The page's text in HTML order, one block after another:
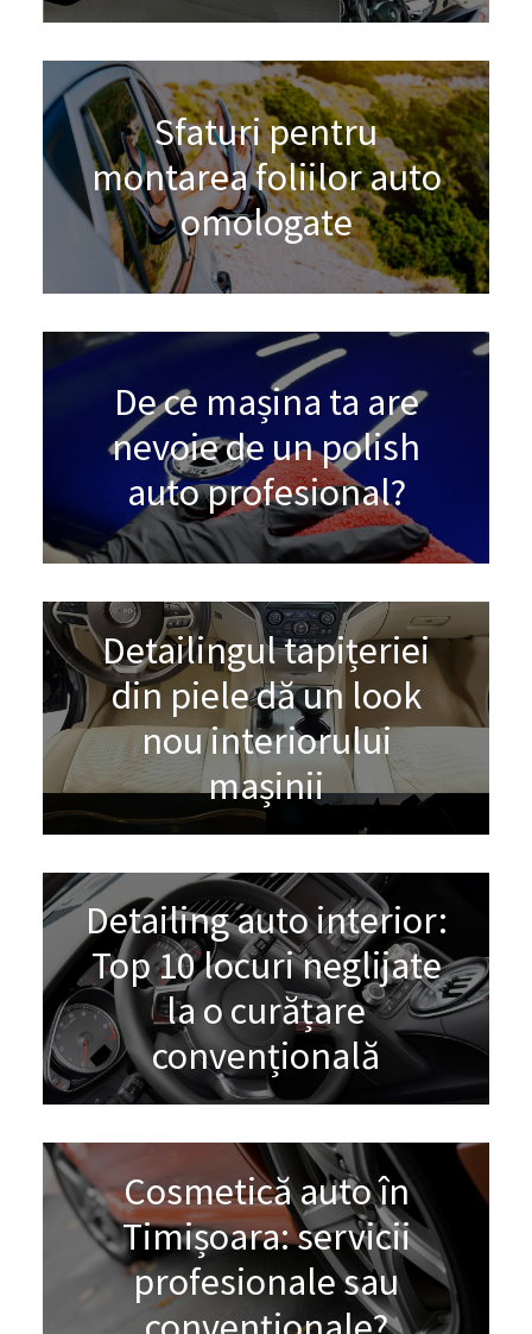
Sfaturi pentru
montarea foliilor auto
omologate
De ce mașina ta are
nevoie de un polish
auto profesional?
Detailingul tapițeriei
din piele dă un look
nou interiorului
mașinii
Detailing auto interior:
Top 10 locuri neglijate
la o curățare
convențională
Cosmetică auto în
Timișoara: servicii
profesionale sau